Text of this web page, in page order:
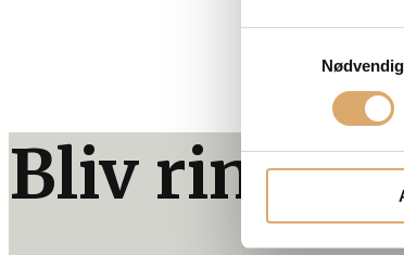
Nødvendig
Bliv ringet